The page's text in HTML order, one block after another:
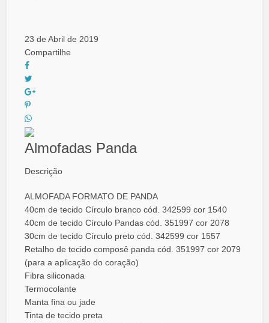
23 de Abril de 2019
Compartilhe
Almofadas Panda
Descrição
ALMOFADA FORMATO DE PANDA
40cm de tecido Círculo branco cód. 342599 cor 1540
40cm de tecido Círculo Pandas cód. 351997 cor 2078
30cm de tecido Círculo preto cód. 342599 cor 1557
Retalho de tecido composê panda cód. 351997 cor 2079
(para a aplicação do coração)
Fibra siliconada
Termocolante
Manta fina ou jade
Tinta de tecido preta